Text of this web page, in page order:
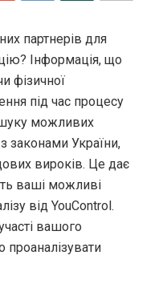
партнерів для
Інформація, що
фізичної
під час процесу
можливих
законами України,
вироків. Це дає
ваші можливі
від YouControl.
вашого
проаналізувати